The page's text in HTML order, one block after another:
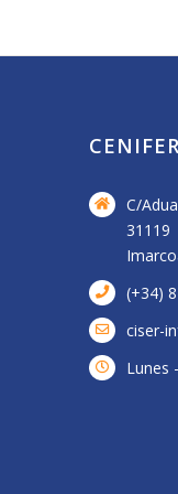
CENIFER
C/
31119
(+34)
ciser-
Lunes
Visita
16 April,